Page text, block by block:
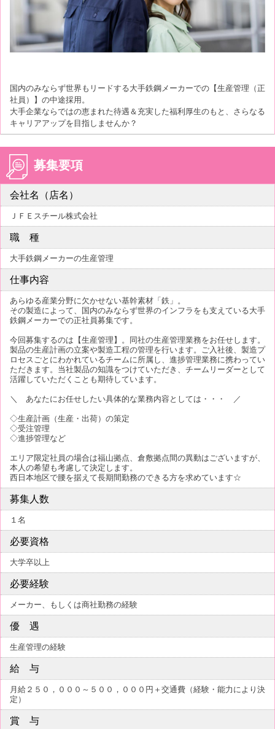
国内のみならず世界もリードする大手鉄鋼メーカーでの【生産管理（正
社員）】の中途採用。
大手企業ならではの恵まれた待遇＆充実した福利厚生のもと、さらなる
キャリアアップを目指しませんか？
募集要項
会社名（店名）
ＪＦＥスチール株式会社
職 種
大手鉄鋼メーカーの生産管理
仕事内容
あらゆる産業分野に欠かせない基幹素材「鉄」。
その製造によって、国内のみならず世界のインフラをも支えている大手
鉄鋼メーカーでの正社員募集です。
今回募集するのは【生産管理】。同社の生産管理業務をお任せします。
製品の生産計画の立案や製造工程の管理を行います。ご入社後、製造プ
ロセスごとにわかれているチームに所属し、進捗管理業務に携わってい
ただきます。当社製品の知識をつけていただき、チームリーダーとして
活躍していただくことも期待しています。
＼ あなたにお任せしたい具体的な業務内容としては・・・ ／
◇生産計画（生産・出荷）の策定
◇受注管理
◇進捗管理など
エリア限定社員の場合は福山拠点、倉敷拠点間の異動はございますが、
本人の希望も考慮して決定します。
西日本地区で腰を据えて長期間勤務のできる方を求めています☆
募集人数
１名
必要資格
大学卒以上
必要経験
メーカー、もしくは商社勤務の経験
優 遇
生産管理の経験
給 与
月給２５０，０００～５００，０００円＋交通費（経験・能力により決
定）
賞 与